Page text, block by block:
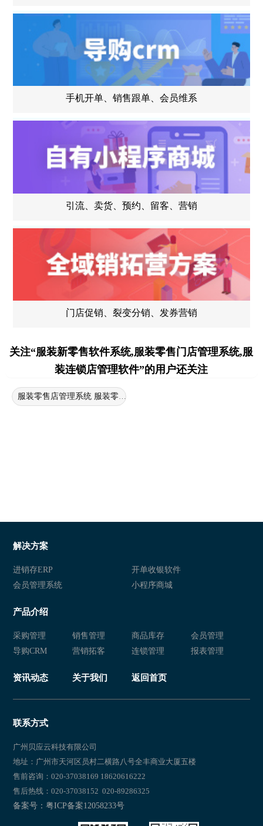
手机开单、销售跟单、会员维系
引流、卖货、预约、留客、营销
门店促销、裂变分销、发券营销
关注“服装新零售软件系统,服装零售门店管理系统,服
装连锁店管理软件”的用户还关注
服装零售店管理系统 服装零售店管理软件 服装新零售软件系统
解决方案
进销存ERP
开单收银软件
会员管理系统
小程序商城
产品介绍
采购管理 销售管理 商品库存
会员管理
导购CRM
营销拓客 连锁管理 报表管理
资讯动态 关于我们 返回首页
联系方式
广州贝应云科技有限公司
地址：广州市天河区员村二横路八号全丰商业大厦五楼
售前咨询：020-37038169 18620616222
售后热线：020-37038152 020-89286325
备案号：粤ICP备案12058233号